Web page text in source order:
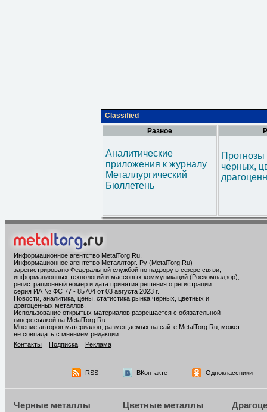
Classified
Разное
Аналитические
приложения к журналу
Металлургический
Бюллетень
черных,
Информационное агентство MetalTorg.Ru
Информационное агентство Металлторг. Ру (MetalTorg.Ru)
зарегистрировано Федеральной службой по надзору в сфере связи,
информационных технологий и массовых коммуникаций (Роскомнадзор),
регистрационный номер и дата принятия решения о регистрации:
серия ИА № ФС 77 - 85704 от 03 августа 2023 г.
Новости, аналитика, цены, статистика рынка черных, цветных и
драгоценных металлов.
Использование открытых материалов разрешается с обязательной
гиперссылкой на MetalTorg.Ru
Мнение авторов материалов, размещаемых на сайте MetalTorg.Ru, может
не совпадать с мнением редакции.
Контакты
Подписка Реклама
RSS ВКонтакте Одноклассники
Черные металлы Цветные металлы